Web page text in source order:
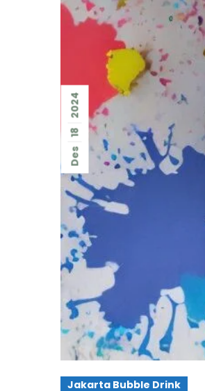
Des
18
2024
Jakarta Bubble Drink